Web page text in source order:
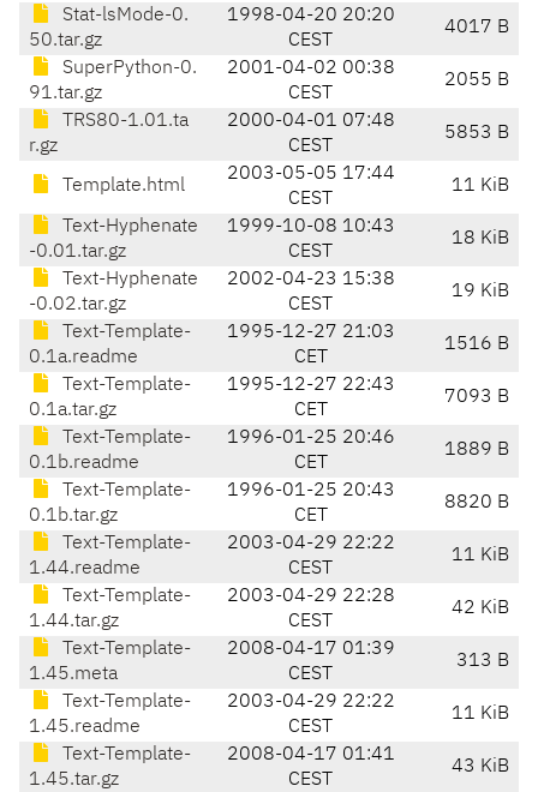
Stat-lsMode-0.
50.tar.gz
1998-04-20 20:20
CEST
4017 B
SuperPython-0.
91.tar.gz
2001-04-02 00:38
CEST
2055 B
TRS80-1.01.ta
r.gz
2000-04-01 07:48
CEST
5853 B
Template.html
2003-05-05 17:44
CEST
11 KiB
Text-Hyphenate
-0.01.tar.gz
1999-10-08 10:43
CEST
18 KiB
Text-Hyphenate
-0.02.tar.gz
2002-04-23 15:38
CEST
19 KiB
Text-Template-
0.1a.readme
1995-12-27 21:03
CET
1516 B
Text-Template-
0.1a.tar.gz
1995-12-27 22:43
CET
7093 B
Text-Template-
0.1b.readme
1996-01-25 20:46
CET
1889 B
Text-Template-
0.1b.tar.gz
1996-01-25 20:43
CET
8820 B
Text-Template-
1.44.readme
2003-04-29 22:22
CEST
11 KiB
Text-Template-
1.44.tar.gz
2003-04-29 22:28
CEST
42 KiB
Text-Template-
1.45.meta
2008-04-17 01:39
CEST
313 B
Text-Template-
1.45.readme
2003-04-29 22:22
CEST
11 KiB
Text-Template-
1.45.tar.gz
2008-04-17 01:41
CEST
43 KiB